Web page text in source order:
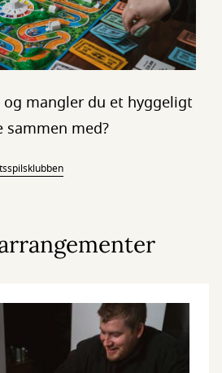
mangler du et hyggeligt
med?